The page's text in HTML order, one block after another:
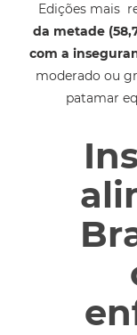
Edições mais
da metade
com a
moderado ou
patamar